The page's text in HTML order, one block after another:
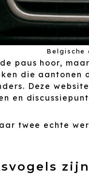
Belgische
paus hoor,
die
Deze
en
twee echte
zijn